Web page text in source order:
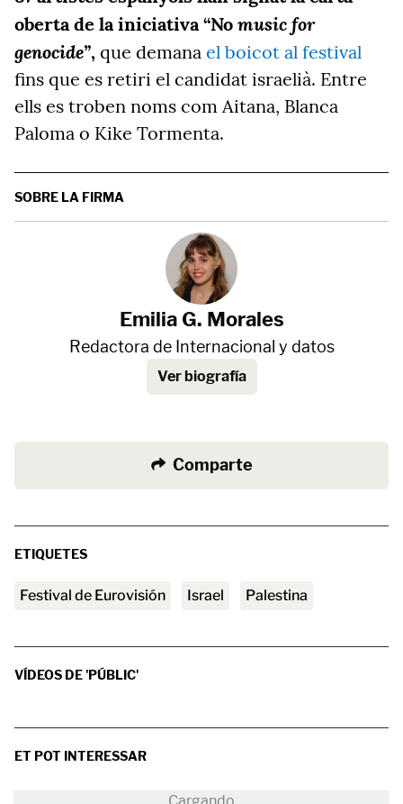
oberta de la iniciativa “No music for
genocide”, que demana el boicot al festival
fins que es retiri el candidat israelià. Entre
ells es troben noms com Aitana, Blanca
Paloma o Kike Tormenta.
SOBRE LA FIRMA
Emilia G. Morales
Redactora de Internacional y datos
Ver biografía
Comparte
ETIQUETES
Festival de Eurovisión Israel Palestina
VÍDEOS DE 'PÚBLIC'
ET POT INTERESSAR